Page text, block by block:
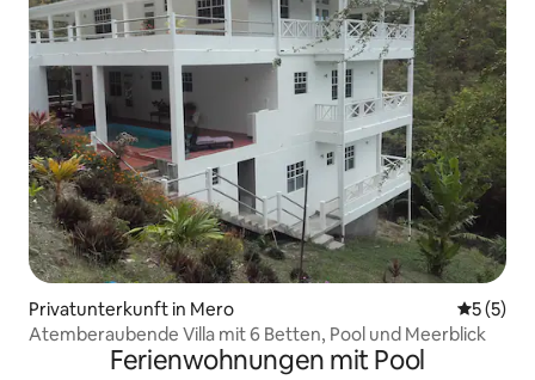
Privatunterkunft in Mero
5 (5)
Atemberaubende Villa mit 6 Betten, Pool und Meerblick
Ferienwohnungen mit Pool